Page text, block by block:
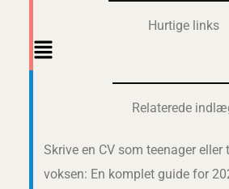
Hurtige links
Main
Relaterede
Skrive en CV som teenager eller
voksen: En komplet guide for